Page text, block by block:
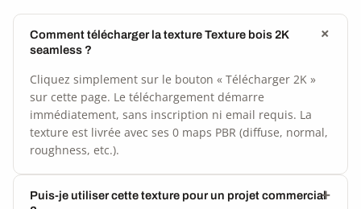
Comment télécharger la texture Texture bois 2K
seamless ?
Cliquez simplement sur le bouton « Télécharger 2K »
sur cette page. Le téléchargement démarre
immédiatement, sans inscription ni email requis. La
texture est livrée avec ses 0 maps PBR (diffuse, normal,
roughness, etc.).
Puis-je utiliser cette texture pour un projet commercial